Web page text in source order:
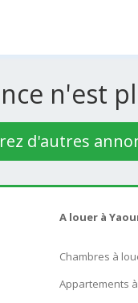
n'est
d'autres
A louer à
Chambres à
Appartements